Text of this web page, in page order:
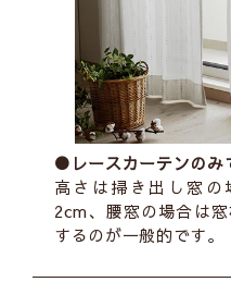
●レースカーテンのみ
高さは掃き出し窓
2cm、腰窓の場合は
するのが一般的です。